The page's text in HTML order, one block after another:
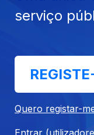
27 jul. 2026
serviço
Quero registar-
Entrar